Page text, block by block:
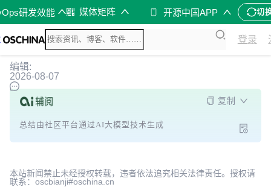
研发效能 媒体矩阵 开源中国APP 切
登录
编辑:
2026-08-07
复制
总结由社区平台通过AI大模型技术生成
本站新闻禁止未经授权转载，违者依法追究相关法律责任。授权请
联系：oscbianji#oschina.cn